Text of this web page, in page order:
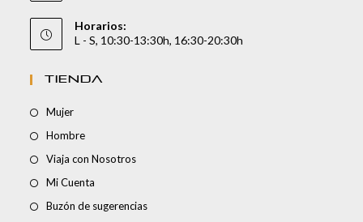
Horarios:
L - S, 10:30-13:30h, 16:30-20:30h
TIENDA
Mujer
Hombre
Viaja con Nosotros
Mi Cuenta
Buzón de sugerencias